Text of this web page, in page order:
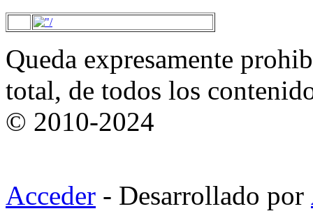
Queda expresamente
total, de todos los
© 2010-2024
Acceder - Desarrollado por